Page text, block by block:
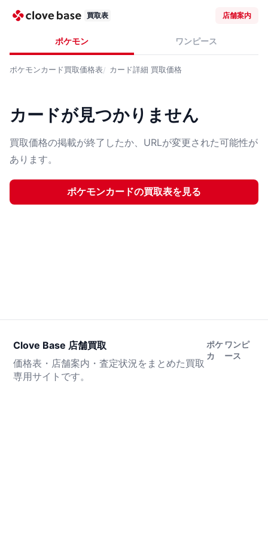
買取表 店舗案内
ポケモン ワンピース
ポケモンカード買取価格表 カード詳細 買取価格
カードが見つかりません
買取価格の掲載が終了したか、URLが変更された可能性が
あります。
ポケモンカードの買取表を見る
Clove Base 店舗買取
価格表・店舗案内・査定状況をまとめた買取
専用サイトです。
ポケ
カ
ワンピ
ース